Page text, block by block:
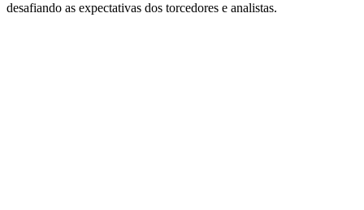
desafiando as expectativas dos torcedores e analistas.